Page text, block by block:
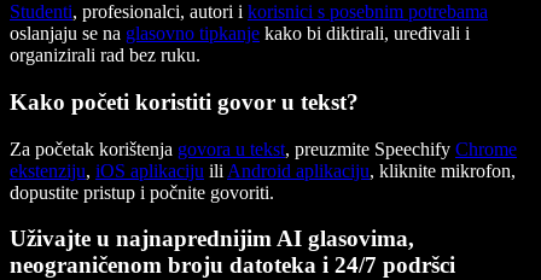
Studenti, profesionalci, autori i korisnici s posebnim potrebama
oslanjaju se na glasovno tipkanje kako bi diktirali, uređivali i
organizirali rad bez ruku.
Kako početi koristiti govor u tekst?
Za početak korištenja govora u tekst, preuzmite Speechify Chrome
ekstenziju, iOS aplikaciju ili Android aplikaciju, kliknite mikrofon,
dopustite pristup i počnite govoriti.
Uživajte u najnaprednijim AI glasovima,
neograničenom broju datoteka i 24/7 podršci